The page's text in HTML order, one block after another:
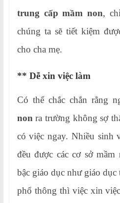
trung cấp mầm non,
chúng ta sẽ tiết kiệm
cho cha mẹ.
** Dễ xin việc làm
Có thể chắc chắn rằng
nonra trường không sợ
có việc ngay. Nhiều sinh
đều được các cơ sở
bậc giáo dục như giáo
phổ thông thì việc xin